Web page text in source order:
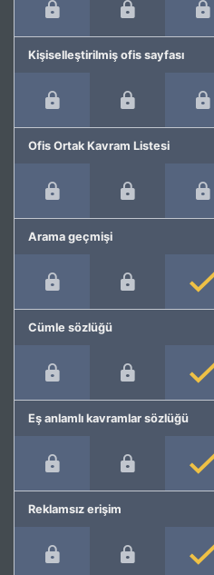
Kişiselleştirilmiş ofis sayfası
Ofis Ortak Kavram Listesi
Arama geçmişi
Cümle sözlüğü
Eş anlamlı kavramlar sözlüğü
Reklamsız erişim